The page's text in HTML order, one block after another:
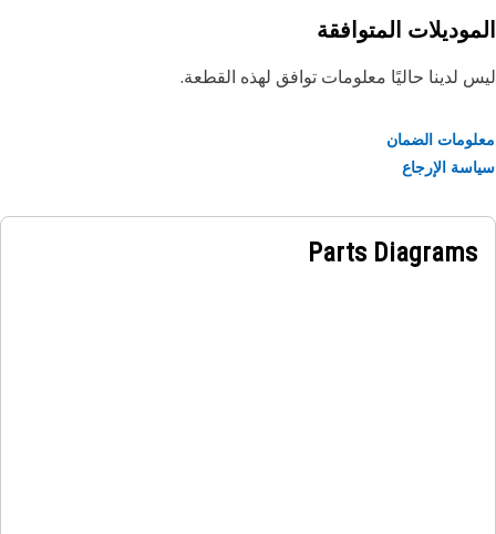
المتوافقة
لدينا حاليًا معلومات توافق لهذه القطعة.
الضمان
الإرجاع
Parts Diagrams